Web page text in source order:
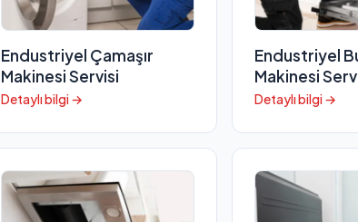
Endustriyel Çamaşır
Makinesi Servisi
Detaylı bilgi →
Endustriyel
Makinesi
Detaylı bilgi →